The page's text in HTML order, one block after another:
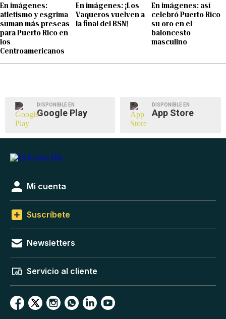
En imágenes:
atletismo y esgrima
suman más preseas
para Puerto Rico en
los
Centroamericanos
En imágenes: ¡Los
Vaqueros vuelven a
la final del BSN!
En imágenes: así
celebró Puerto Rico
su oro en el
baloncesto
masculino
DISPONIBLE EN
Google Play
DISPONIBLE EN
App Store
Mi cuenta
Suscríbete
Newsletters
Servicio al cliente